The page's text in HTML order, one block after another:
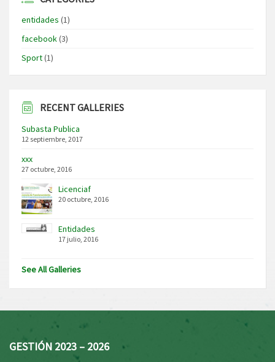
entidades (1)
facebook(3)
Sport(1)
RECENT GALLERIES
Subasta Publica
12 septiembre, 2017
xxx
27 octubre, 2016
Licenciaf
20 octubre, 2016
Entidades
17 julio, 2016
See All Galleries
GESTIÓN 2023 – 2026